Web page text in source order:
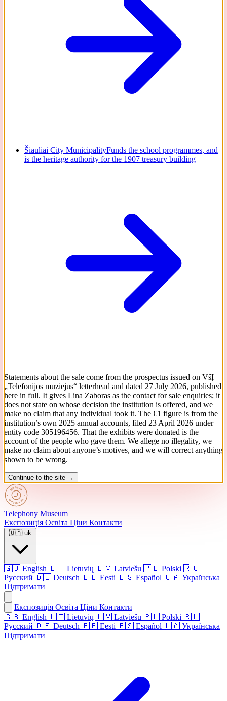
Šiauliai City MunicipalityFunds the school programmes, and
is the heritage authority for the 1907 treasury building
Statements about the sale come from the prospectus issued on VšĮ
„Telefonijos muziejus“ letterhead and dated 27 July 2026, published
here in full. It gives Lina Zaboras as the contact for sale enquiries; it
does not state on whose decision the institution is offered, and we
make no claim that any individual took it. The €1 figure is from the
institution’s own 2025 annual accounts, filed 23 April 2026 under
entity code 305196456. That the exhibits were donated is the
account of the people who gave them. We allege no illegality, we
make no claim about anyone’s motives, and we will correct anything
shown to be wrong.
Continue to the site →
Telephony Museum
Експозиція Освіта Ціни Контакти
🇺🇦 uk
🇬🇧 English 🇱🇹 Lietuvių 🇱🇻 Latviešu 🇵🇱 Polski 🇷🇺
Русский 🇩🇪 Deutsch 🇪🇪 Eesti 🇪🇸 Español 🇺🇦 Українська
Підтримати
Експозиція Освіта Ціни Контакти
🇬🇧 English 🇱🇹 Lietuvių 🇱🇻 Latviešu 🇵🇱 Polski 🇷🇺
Русский 🇩🇪 Deutsch 🇪🇪 Eesti 🇪🇸 Español 🇺🇦 Українська
Підтримати